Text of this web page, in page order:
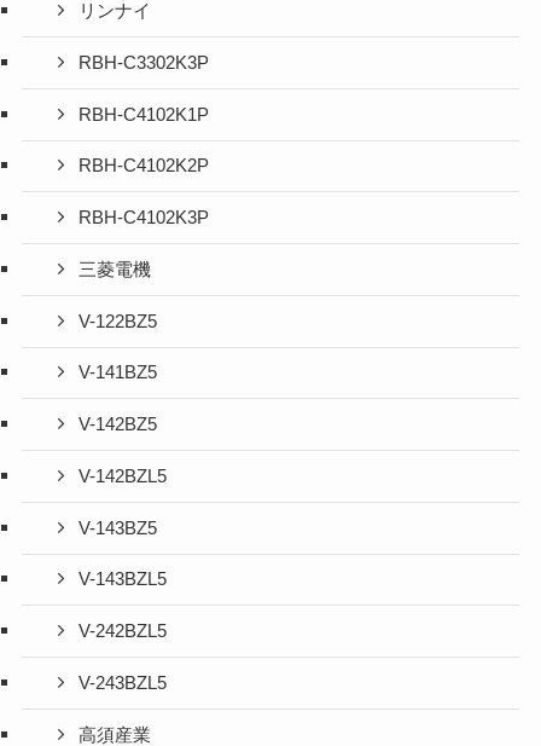
リンナイ
RBH-C3302K3P
RBH-C4102K1P
RBH-C4102K2P
RBH-C4102K3P
三菱電機
V-122BZ5
V-141BZ5
V-142BZ5
V-142BZL5
V-143BZ5
V-143BZL5
V-242BZL5
V-243BZL5
高須産業